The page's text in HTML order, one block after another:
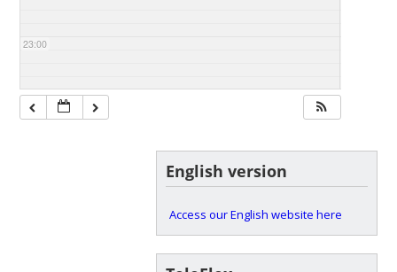
23:00
English version
Access our English website here